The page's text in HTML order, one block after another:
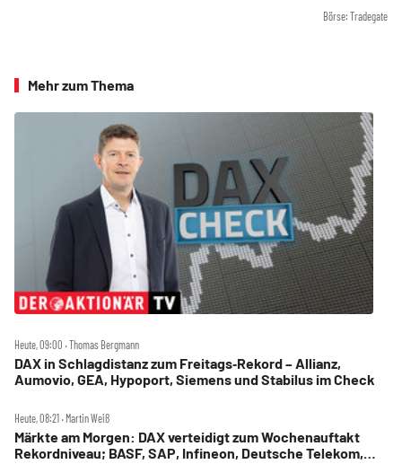
Börse: Tradegate
Mehr zum Thema
Heute, 09:00 ‧ Thomas Bergmann
DAX in Schlagdistanz zum Freitags‑Rekord – Allianz,
Aumovio, GEA, Hypoport, Siemens und Stabilus im Check
Heute, 08:21 ‧ Martin Weiß
Märkte am Morgen: DAX verteidigt zum Wochenauftakt
Rekordniveau; BASF, SAP, Infineon, Deutsche Telekom,